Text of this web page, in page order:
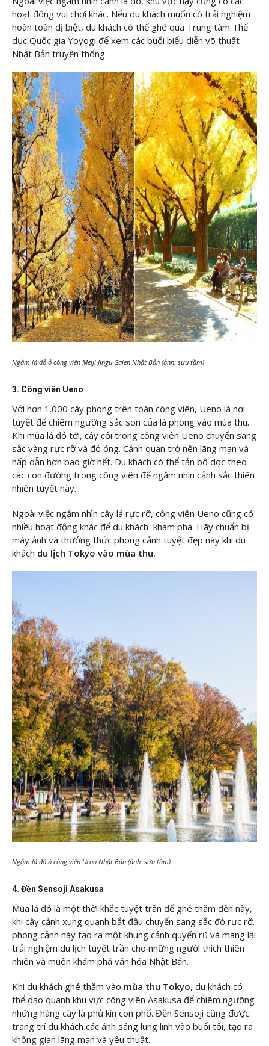
hoạt động vui chơi khác. Nếu du khách muốn có trải nghiệm
hoàn toàn dị biệt, du khách có thể ghé qua Trung tâm Thể
dục Quốc gia Yoyogi để xem các buổi biểu diễn võ thuật
Nhật Bản truyền thống.
Ngắm lá đỏ ở công viên Meiji Jingu Gaien Nhật Bản (ảnh: sưu tầm)
3. Công viên Ueno
Với hơn 1.000 cây phong trên toàn công viên, Ueno là nơi
tuyệt để chiêm ngưỡng sắc son của lá phong vào mùa thu.
Khi mùa lá đỏ tới, cây cối trong công viên Ueno chuyển sang
sắc vàng rực rỡ và đỏ óng. Cảnh quan trở nên lãng mạn và
hấp dẫn hơn bao giờ hết. Du khách có thể tản bộ dọc theo
các con đường trong công viên để ngắm nhìn cảnh sắc thiên
nhiên tuyệt này.
Ngoài việc ngắm nhìn cây lá rực rỡ, công viên Ueno cũng có
nhiều hoạt động khác để du khách khám phá. Hãy chuẩn bị
máy ảnh và thưởng thức phong cảnh tuyệt đẹp này khi du
khách du lịch Tokyo vào mùa thu.
Ngắm lá đỏ ở công viên Ueno Nhật Bản (ảnh: sưu tầm)
4. Đền Sensoji Asakusa
Mùa lá đỏ là một thời khắc tuyệt trần để ghé thăm đền này,
khi cây cảnh xung quanh bắt đầu chuyển sang sắc đỏ rực rỡ.
phong cảnh này tạo ra một khung cảnh quyến rũ và mang lại
trải nghiệm du lịch tuyệt trần cho những người thích thiên
nhiên và muốn khám phá văn hóa Nhật Bản.
Khi du khách ghé thăm vào mùa thu Tokyo, du khách có
thể dạo quanh khu vực công viên Asakusa để chiêm ngưỡng
những hàng cây lá phủ kín con phố. Đền Sensoji cũng được
trang trí du khách các ánh sáng lung linh vào buổi tối, tạo ra
không gian lãng mạn và yêu thuật.